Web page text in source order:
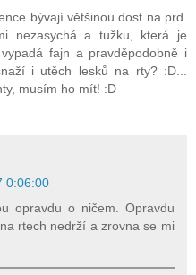
bývají většinou dost na prd.
nezasychá a tužku, která je
fajn a pravděpodobně i
i utěch lesků na rty? :D...
musím ho mít! :D
0:06:00
opravdu o ničem. Opravdu
rtech nedrží a zrovna se mi